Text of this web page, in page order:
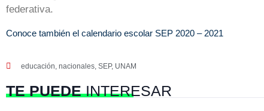
federativa.
Conoce también el calendario escolar SEP 2020 – 2021
educación, nacionales, SEP, UNAM
TE PUEDEINTERESAR